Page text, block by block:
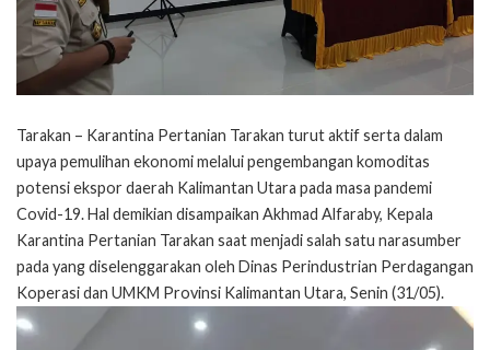
Tarakan – Karantina Pertanian Tarakan turut aktif serta dalam
upaya pemulihan ekonomi melalui pengembangan komoditas
potensi ekspor daerah Kalimantan Utara pada masa pandemi
Covid-19. Hal demikian disampaikan Akhmad Alfaraby, Kepala
Karantina Pertanian Tarakan saat menjadi salah satu narasumber
pada yang diselenggarakan oleh Dinas Perindustrian Perdagangan
Koperasi dan UMKM Provinsi Kalimantan Utara, Senin (31/05).